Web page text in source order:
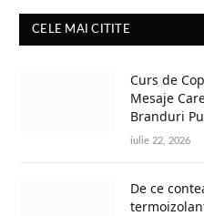
CELE MAI CITITE
Curs de
Mesaje
Branduri
iulie 22, 2026
De ce